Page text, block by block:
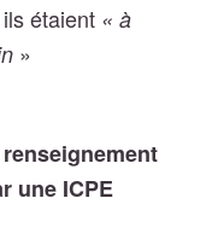
étaient « à
»
une ICPE